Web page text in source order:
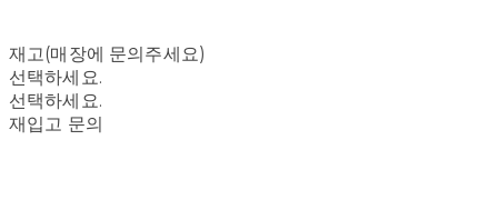
재고(매장에 문의주세요)
선택하세요.
선택하세요.
재입고 문의